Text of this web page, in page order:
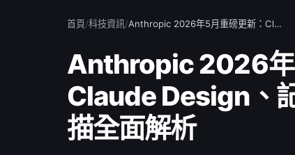
首頁/科技資訊/Anthropic 2026年5月重磅更新：Cl…
Anthropic 2026年
Claude Design、
描全面解析